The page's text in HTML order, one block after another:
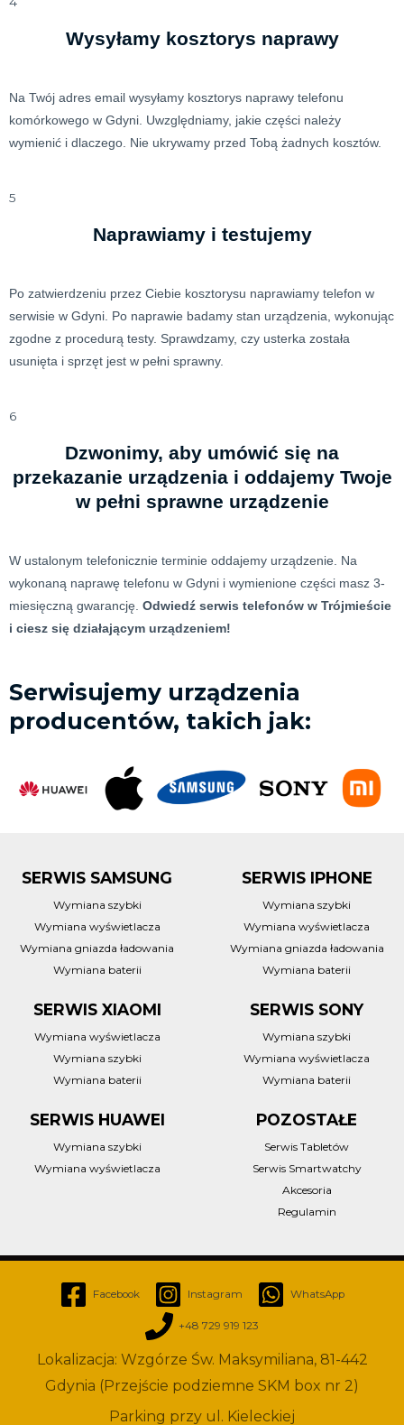
Wysyłamy kosztorys naprawy
Na Twój adres email wysyłamy kosztorys naprawy telefonu
komórkowego w Gdyni. Uwzględniamy, jakie części należy
wymienić i dlaczego. Nie ukrywamy przed Tobą żadnych kosztów.
5
Naprawiamy i testujemy
Po zatwierdzeniu przez Ciebie kosztorysu naprawiamy telefon w
serwisie w Gdyni. Po naprawie badamy stan urządzenia, wykonując
zgodne z procedurą testy. Sprawdzamy, czy usterka została
usunięta i sprzęt jest w pełni sprawny.
6
Dzwonimy, aby umówić się na
przekazanie urządzenia i oddajemy Twoje
w pełni sprawne urządzenie
W ustalonym telefonicznie terminie oddajemy urządzenie. Na
wykonaną naprawę telefonu w Gdyni i wymienione części masz 3-
miesięczną gwarancję. Odwiedź serwis telefonów w Trójmieście
i ciesz się działającym urządzeniem!
Serwisujemy urządzenia
producentów, takich jak:
SERWIS SAMSUNG
Wymiana szybki
Wymiana wyświetlacza
Wymiana gniazda ładowania
Wymiana baterii
SERWIS IPHONE
Wymiana szybki
Wymiana wyświetlacza
Wymiana gniazda ładowania
Wymiana baterii
SERWIS XIAOMI
Wymiana wyświetlacza
Wymiana szybki
Wymiana baterii
SERWIS SONY
Wymiana szybki
Wymiana wyświetlacza
Wymiana baterii
SERWIS HUAWEI
Wymiana szybki
Wymiana wyświetlacza
POZOSTAŁE
Serwis Tabletów
Serwis Smartwatchy
Akcesoria
Regulamin
Facebook Instagram WhatsApp
+48 729 919 123
Lokalizacja: Wzgórze Św. Maksymiliana, 81-442
Gdynia (Przejście podziemne SKM box nr 2)
Parking przy ul. Kieleckiej